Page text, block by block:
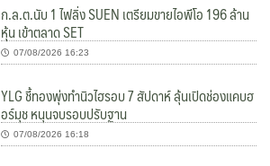
ก.ล.ต.นับ 1 ไฟลิ่ง SUEN เตรียมขายไอพีโอ 196 ล้าน
หุ้น เข้าตลาด SET
07/08/2026 16:23
YLG ชี้ทองพุ่งทำนิวไฮรอบ 7 สัปดาห์ ลุ้นเปิดช่องแคบฮ
อร์มุช หนุนจบรอบปรับฐาน
07/08/2026 16:18